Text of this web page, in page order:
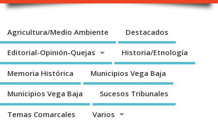
Agricultura/Medio Ambiente Destacados
Editorial-Opinión-Quejas Historia/Etnología
Memoria Histórica Municipios Vega Baja
Municipios Vega Baja Sucesos Tribunales
Temas Comarcales Varios